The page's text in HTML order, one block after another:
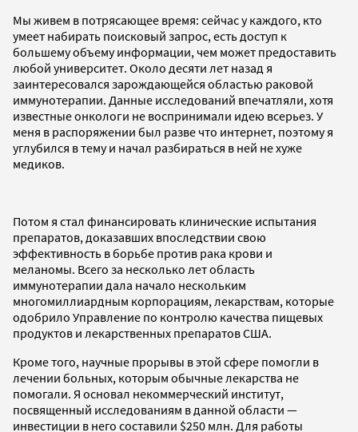
Мы живем в потрясающее время: сейчас у каждого, кто
умеет набирать поисковый запрос, есть доступ к
большему объему информации, чем может предоставить
любой университет. Около десяти лет назад я
заинтересовался зарождающейся областью раковой
иммунотерапии. Данные исследований впечатляли, хотя
известные онкологи не воспринимали идею всерьез. У
меня в распоряжении был разве что интернет, поэтому я
углубился в тему и начал разбираться в ней не хуже
медиков.
Потом я стал финансировать клинические испытания
препаратов, доказавших впоследствии свою
эффективность в борьбе против рака крови и
меланомы. Всего за несколько лет область
иммунотерапии дала начало нескольким
многомиллиардным корпорациям, лекарствам, которые
одобрило Управление по контролю качества пищевых
продуктов и лекарственных препаратов США.
Кроме того, научные прорывы в этой сфере помогли в
лечении больных, которым обычные лекарства не
помогали. Я основал некоммерческий институт,
посвященный исследованиям в данной области —
инвестиции в него составили $250 млн. Для работы